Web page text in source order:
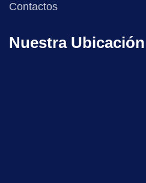
Contactos
Nuestra Ubicación